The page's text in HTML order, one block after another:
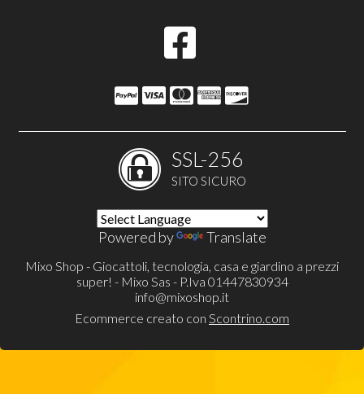
SSL-256
SITO SICURO
Powered by Translate
Mixo Shop - Giocattoli, tecnologia, casa e giardino a prezzi
super! - Mixo Sas - P.Iva 01447830934
info@mixoshop.it
Ecommerce creato con Scontrino.com